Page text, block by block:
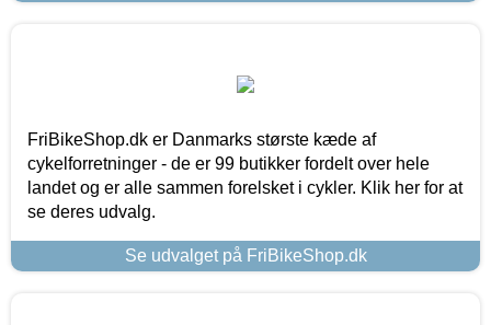
FriBikeShop.dk er Danmarks største kæde af
cykelforretninger - de er 99 butikker fordelt over hele
landet og er alle sammen forelsket i cykler. Klik her for at
se deres udvalg.
Se udvalget på FriBikeShop.dk